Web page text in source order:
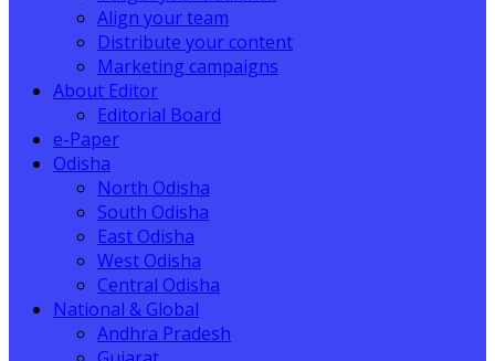
Align your team
Distribute your content
Marketing campaigns
About Editor
Editorial Board
e-Paper
Odisha
North Odisha
South Odisha
East Odisha
West Odisha
Central Odisha
National & Global
Andhra Pradesh